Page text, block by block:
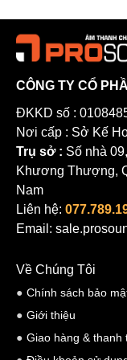
thanh đa dạng. Với
trải nghiệm âm nhạc
Cấu tạo của loa
CÔNG TY CỔ
ĐKKD số :
Nơi cấp : Sở Kế
Trụ sở : Số nhà
Khương Thượng,
Nam
Liên hệ:
Email:
Về Chúng Tôi
Chính sách bảo
Giới thiệu
Giao hàng & thanh